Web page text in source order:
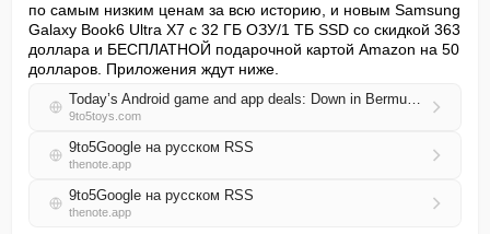
по самым низким ценам за всю историю, и новым Samsung
Galaxy Book6 Ultra X7 с 32 ГБ ОЗУ/1 ТБ SSD со скидкой 363
доллара и БЕСПЛАТНОЙ подарочной картой Amazon на 50
долларов. Приложения ждут ниже.
Today’s Android game and app deals: Down in Bermuda, Agent A, Backflip Madness, Last Game, more
9to5toys.com
9to5Google на русском RSS
thenote.app
9to5Google на русском RSS
thenote.app